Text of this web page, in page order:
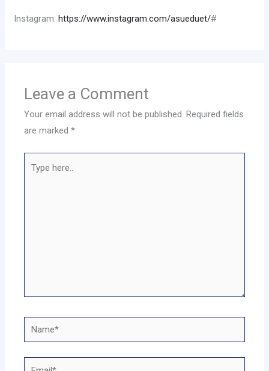
Instagram: https://www.instagram.com/asueduet/#
Leave a Comment
Your email address will not be published. Required fields
are marked*
here..
Name*
Email*